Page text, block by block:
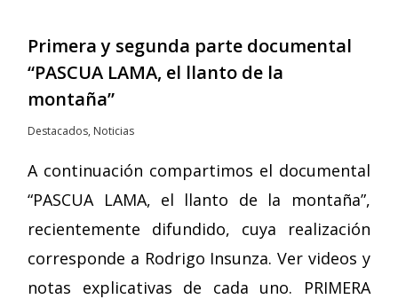
Primera y segunda parte documental
“PASCUA LAMA, el llanto de la
montaña”
Destacados, Noticias
A continuación compartimos el documental
“PASCUA LAMA, el llanto de la montaña”,
recientemente difundido, cuya realización
corresponde a Rodrigo Insunza. Ver videos y
notas explicativas de cada uno. PRIMERA